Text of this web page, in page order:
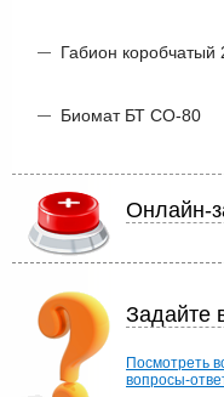
Габион
Биомат БТ СО-80
Онлайн-
Задайте
Посмотреть
вопросы-